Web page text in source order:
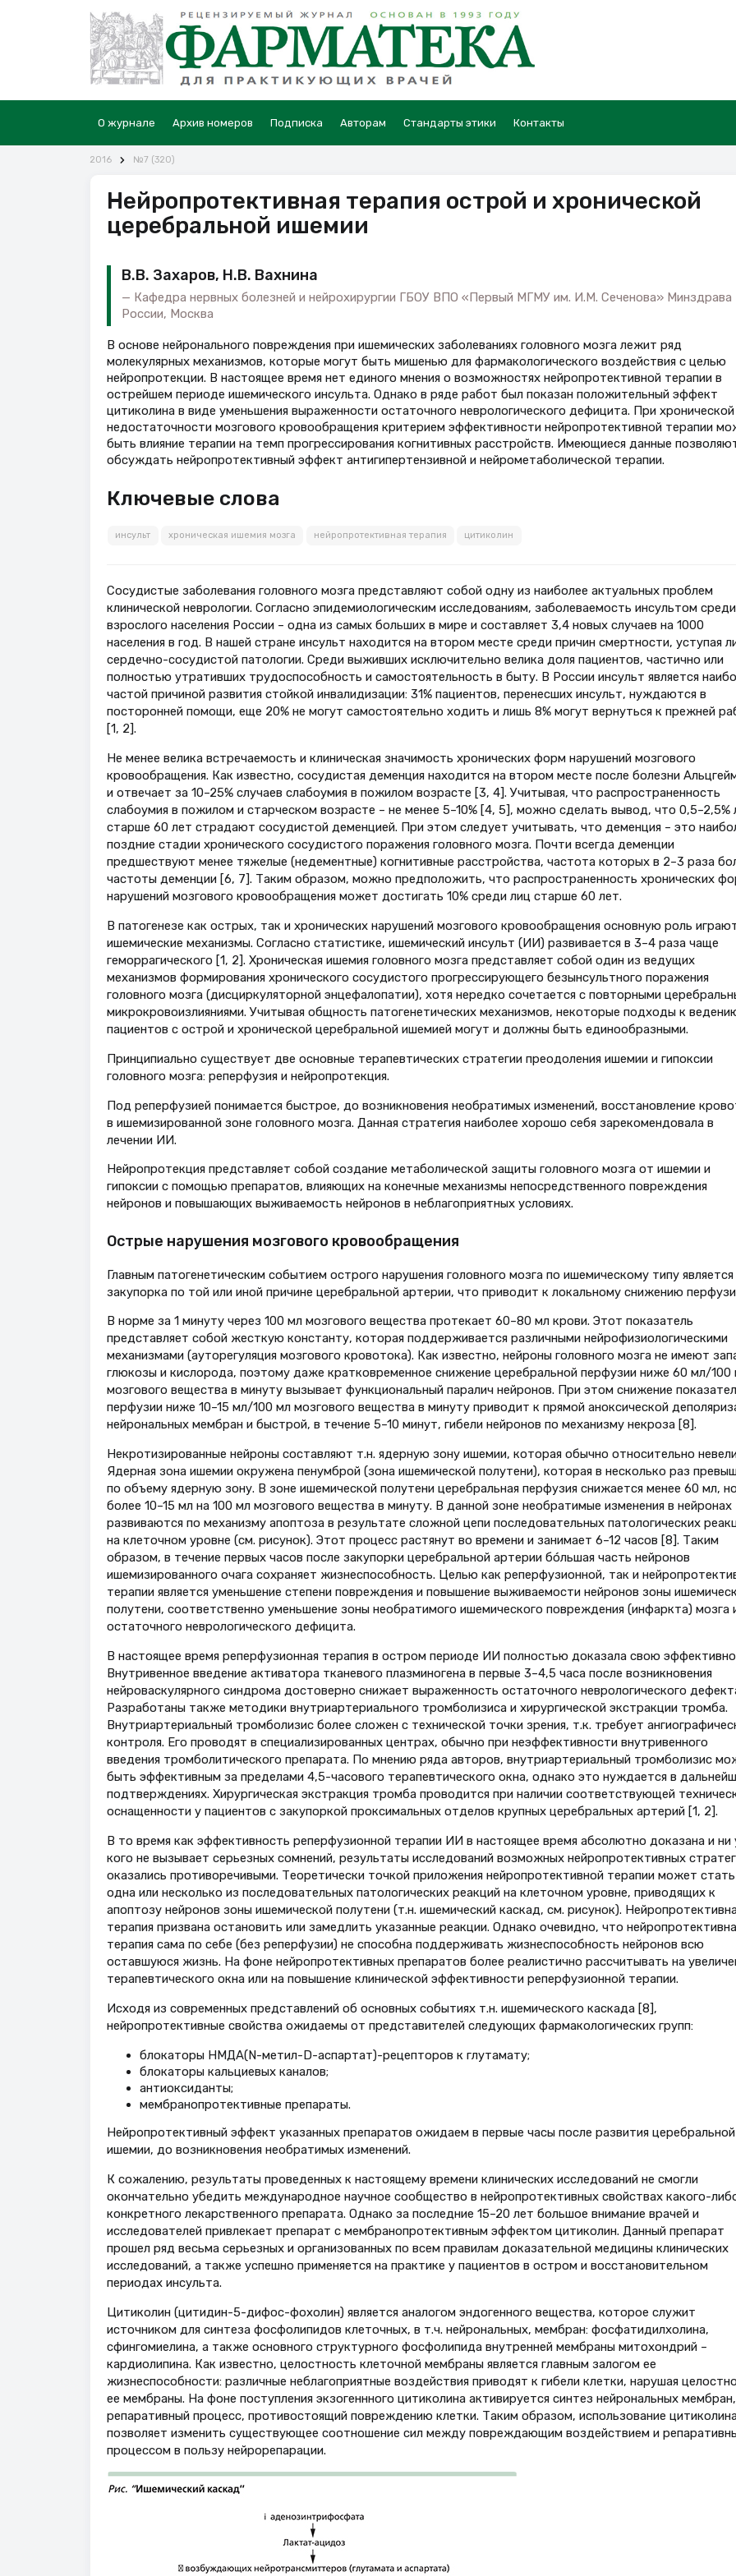
О журнале Архив номеров Подписка Авторам Стандарты этики Контакты
2016 №7 (320)
Нейропротективная терапия острой и хронической
церебральной ишемии
В.В. Захаров, Н.В. Вахнина
Кафедра нервных болезней и нейрохирургии ГБОУ ВПО «Первый МГМУ им. И.М. Сеченова» Минздрава
России, Москва
В основе нейронального повреждения при ишемических заболеваниях головного мозга лежит ряд
молекулярных механизмов, которые могут быть мишенью для фармакологического воздействия с целью
нейропротекции. В настоящее время нет единого мнения о возможностях нейропротективной терапии в
острейшем периоде ишемического инсульта. Однако в ряде работ был показан положительный эффект
цитиколина в виде уменьшения выраженности остаточного неврологического дефицита. При хронической
недостаточности мозгового кровообращения критерием эффективности нейропротективной терапии
быть влияние терапии на темп прогрессирования когнитивных расстройств. Имеющиеся данные
обсуждать нейропротективный эффект антигипертензивной и нейрометаболической терапии.
Ключевые слова
инсульт хроническая ишемия мозга нейропротективная терапия цитиколин
Сосудистые заболевания головного мозга представляют собой одну из наиболее актуальных проблем
клинической неврологии. Согласно эпидемиологическим исследованиям, заболеваемость инсультом среди
взрослого населения России – одна из самых больших в мире и составляет 3,4 новых случаев на 1000
населения в год. В нашей стране инсульт находится на втором месте среди причин смертности, уступая
сердечно-сосудистой патологии. Среди выживших исключительно велика доля пациентов, частично или
полностью утративших трудоспособность и самостоятельность в быту. В России инсульт является
частой причиной развития стойкой инвалидизации: 31% пациентов, перенесших инсульт, нуждаются в
посторонней помощи, еще 20% не могут самостоятельно ходить и лишь 8% могут вернуться к прежней
[1, 2].
Не менее велика встречаемость и клиническая значимость хронических форм нарушений мозгового
кровообращения. Как известно, сосудистая деменция находится на втором месте после болезни
и отвечает за 10–25% случаев слабоумия в пожилом возрасте [3, 4]. Учитывая, что распространенность
слабоумия в пожилом и старческом возрасте – не менее 5–10% [4, 5], можно сделать вывод, что 0,5–2,5%
старше 60 лет страдают сосудистой деменцией. При этом следует учитывать, что деменция – это
поздние стадии хронического сосудистого поражения головного мозга. Почти всегда деменции
предшествуют менее тяжелые (недементные) когнитивные расстройства, частота которых в 2–3 раза
частоты деменции [6, 7]. Таким образом, можно предположить, что распространенность хронических
нарушений мозгового кровообращения может достигать 10% среди лиц старше 60 лет.
В патогенезе как острых, так и хронических нарушений мозгового кровообращения основную роль
ишемические механизмы. Согласно статистике, ишемический инсульт (ИИ) развивается в 3–4 раза чаще
геморрагического [1, 2]. Хроническая ишемия головного мозга представляет собой один из ведущих
механизмов формирования хронического сосудистого прогрессирующего безынсультного поражения
головного мозга (дисциркуляторной энцефалопатии), хотя нередко сочетается с повторными
микрокровоизлияниями. Учитывая общность патогенетических механизмов, некоторые подходы к
пациентов с острой и хронической церебральной ишемией могут и должны быть единообразными.
Принципиально существует две основные терапевтических стратегии преодоления ишемии и гипоксии
головного мозга: реперфузия и нейропротекция.
Под реперфузией понимается быстрое, до возникновения необратимых изменений, восстановление
в ишемизированной зоне головного мозга. Данная стратегия наиболее хорошо себя зарекомендовала в
лечении ИИ.
Нейропротекция представляет собой создание метаболической защиты головного мозга от ишемии и
гипоксии с помощью препаратов, влияющих на конечные механизмы непосредственного повреждения
нейронов и повышающих выживаемость нейронов в неблагоприятных условиях.
Острые нарушения мозгового кровообращения
Главным патогенетическим событием острого нарушения головного мозга по ишемическому типу является
закупорка по той или иной причине церебральной артерии, что приводит к локальному снижению
В норме за 1 минуту через 100 мл мозгового вещества протекает 60–80 мл крови. Этот показатель
представляет собой жесткую константу, которая поддерживается различными нейрофизиологическими
механизмами (ауторегуляция мозгового кровотока). Как известно, нейроны головного мозга не имеют
глюкозы и кислорода, поэтому даже кратковременное снижение церебральной перфузии ниже 60 мл/100
мозгового вещества в минуту вызывает функциональный паралич нейронов. При этом снижение
перфузии ниже 10–15 мл/100 мл мозгового вещества в минуту приводит к прямой аноксической
нейрональных мембран и быстрой, в течение 5–10 минут, гибели нейронов по механизму некроза [8].
Некротизированные нейроны составляют т.н. ядерную зону ишемии, которая обычно относительно
Ядерная зона ишемии окружена пенумброй (зона ишемической полутени), которая в несколько раз
по объему ядерную зону. В зоне ишемической полутени церебральная перфузия снижается менее 60 мл,
более 10–15 мл на 100 мл мозгового вещества в минуту. В данной зоне необратимые изменения в нейронах
развиваются по механизму апоптоза в результате сложной цепи последовательных патологических
на клеточном уровне (см. рисунок). Этот процесс растянут во времени и занимает 6–12 часов [8]. Таким
образом, в течение первых часов после закупорки церебральной артерии бóльшая часть нейронов
ишемизированного очага сохраняет жизнеспособность. Целью как реперфузионной, так и
терапии является уменьшение степени повреждения и повышение выживаемости нейронов зоны
полутени, соответственно уменьшение зоны необратимого ишемического повреждения (инфаркта) мозга
остаточного неврологического дефицита.
В настоящее время реперфузионная терапия в остром периоде ИИ полностью доказала свою
Внутривенное введение активатора тканевого плазминогена в первые 3–4,5 часа после возникновения
нейроваскулярного синдрома достоверно снижает выраженность остаточного неврологического
Разработаны также методики внутриартериального тромболизиса и хирургической экстракции тромба.
Внутриартериальный тромболизис более сложен с технической точки зрения, т.к. требует
контроля. Его проводят в специализированных центрах, обычно при неэффективности внутривенного
введения тромболитического препарата. По мнению ряда авторов, внутриартериальный тромболизис
быть эффективным за пределами 4,5-часового терапевтического окна, однако это нуждается в
подтверждениях. Хирургическая экстракция тромба проводится при наличии соответствующей
оснащенности у пациентов с закупоркой проксимальных отделов крупных церебральных артерий [1, 2].
В то время как эффективность реперфузионной терапии ИИ в настоящее время абсолютно доказана и ни
кого не вызывает серьезных сомнений, результаты исследований возможных нейропротективных
оказались противоречивыми. Теоретически точкой приложения нейропротективной терапии может стать
одна или несколько из последовательных патологических реакций на клеточном уровне, приводящих к
апоптозу нейронов зоны ишемической полутени (т.н. ишемический каскад, см. рисунок).
терапия призвана остановить или замедлить указанные реакции. Однако очевидно, что
терапия сама по себе (без реперфузии) не способна поддерживать жизнеспособность нейронов всю
оставшуюся жизнь. На фоне нейропротективных препаратов более реалистично рассчитывать на
терапевтического окна или на повышение клинической эффективности реперфузионной терапии.
Исходя из современных представлений об основных событиях т.н. ишемического каскада [8],
нейропротективные свойства ожидаемы от представителей следующих фармакологических групп:
блокаторы НМДА(N-метил-D-аспартат)-рецепторов к глутамату;
блокаторы кальциевых каналов;
антиоксиданты;
мембранопротективные препараты.
Нейропротективный эффект указанных препаратов ожидаем в первые часы после развития церебральной
ишемии, до возникновения необратимых изменений.
К сожалению, результаты проведенных к настоящему времени клинических исследований не смогли
окончательно убедить международное научное сообщество в нейропротективных свойствах какого-
конкретного лекарственного препарата. Однако за последние 15–20 лет большое внимание врачей и
исследователей привлекает препарат с мембранопротективным эффектом цитиколин. Данный препарат
прошел ряд весьма серьезных и организованных по всем правилам доказательной медицины клинических
исследований, а также успешно применяется на практике у пациентов в остром и восстановительном
периодах инсульта.
Цитиколин (цитидин-5-дифос-фохолин) является аналогом эндогенного вещества, которое служит
источником для синтеза фосфолипидов клеточных, в т.ч. нейрональных, мембран: фосфатидилхолина,
сфингомиелина, а также основного структурного фосфолипида внутренней мембраны митохондрий –
кардиолипина. Как известно, целостность клеточной мембраны является главным залогом ее
жизнеспособности: различные неблагоприятные воздействия приводят к гибели клетки, нарушая
ее мембраны. На фоне поступления экзогеннного цитиколина активируется синтез нейрональных
репаративный процесс, противостоящий повреждению клетки. Таким образом, использование
позволяет изменить существующее соотношение сил между повреждающим воздействием и
процессом в пользу нейрорепарации.